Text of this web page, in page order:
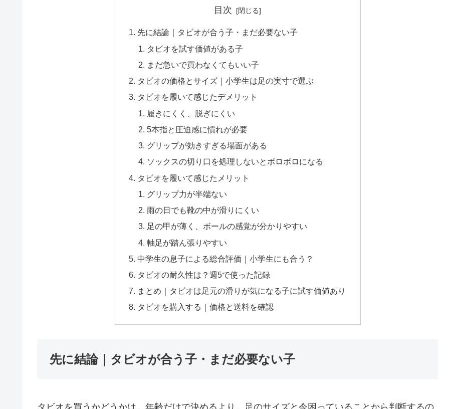
目次
先に結論｜タビオが合う子・まだ必要ない子
タビオを試す価値がある子
まだ急いで買わなくてもいい子
タビオの価格とサイズ｜小学生は足の実寸で選ぶ
タビオを履いて感じたデメリット
履きにくく、脱ぎにくい
5本指と圧迫感に慣れが必要
グリップが効きすぎる場面がある
ソックスの切り口を処理しないとボロボロになる
タビオを履いて感じたメリット
グリップ力が半端ない
雨の日でも靴の中が滑りにくい
足の甲が薄く、ボールの感覚が分かりやすい
軸足が踏ん張りやすい
中学生の息子による総合評価｜小学生にも合う？
タビオの耐久性は？週5で使った記録
まとめ｜タビオは足元の滑りが気になる子に試す価値あり
タビオを購入する｜価格と送料を確認
先に結論｜タビオが合う子・まだ必要ない子
タビオを買うかどうかは、年齢だけで決めるより、足のサイズと今困っていることから判断するの